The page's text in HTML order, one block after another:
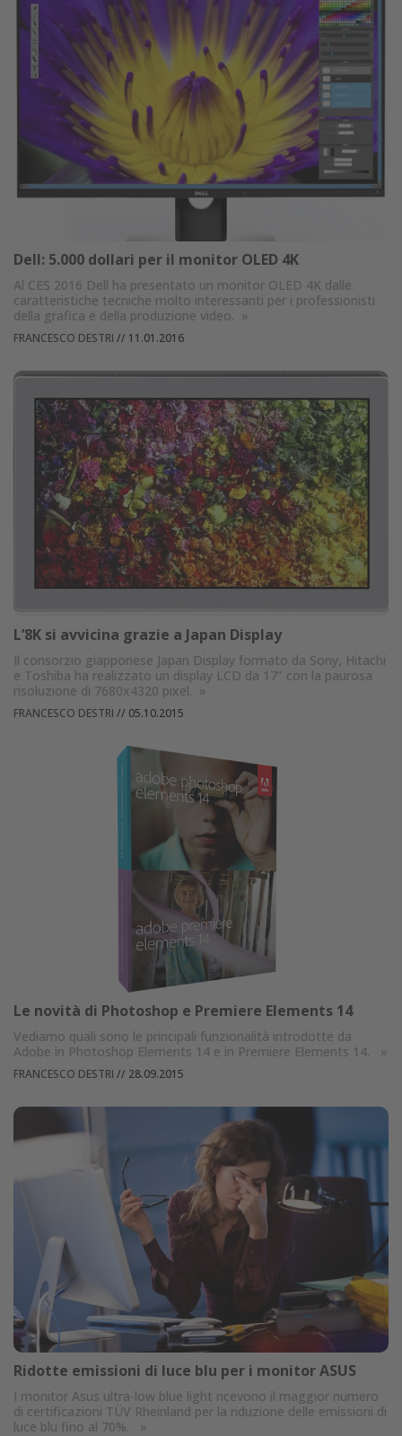
Dell: 5.000 dollari per il monitor OLED 4K
Al CES 2016 Dell ha presentato un monitor OLED 4K dalle
caratteristiche tecniche molto interessanti per i professionisti
della grafica e della produzione video. »
FRANCESCO DESTRI // 11.01.2016
L’8K si avvicina grazie a Japan Display
Il consorzio giapponese Japan Display formato da Sony, Hitachi
e Toshiba ha realizzato un display LCD da 17’’ con la paurosa
risoluzione di 7680x4320 pixel. »
FRANCESCO DESTRI // 05.10.2015
Le novità di Photoshop e Premiere Elements 14
Vediamo quali sono le principali funzionalità introdotte da
Adobe in Photoshop Elements 14 e in Premiere Elements 14.
»
FRANCESCO DESTRI // 28.09.2015
Ridotte emissioni di luce blu per i monitor ASUS
I monitor Asus ultra-low blue light ricevono il maggior numero
di certificazioni TÜV Rheinland per la riduzione delle emissioni di
luce blu fino al 70%.
»